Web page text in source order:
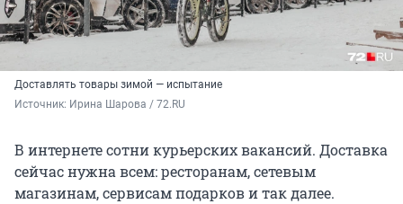
Доставлять товары зимой — испытание
Источник: Ирина Шарова / 72.RU
В интернете сотни курьерских вакансий. Доставка
сейчас нужна всем: ресторанам, сетевым
магазинам, сервисам подарков и так далее.